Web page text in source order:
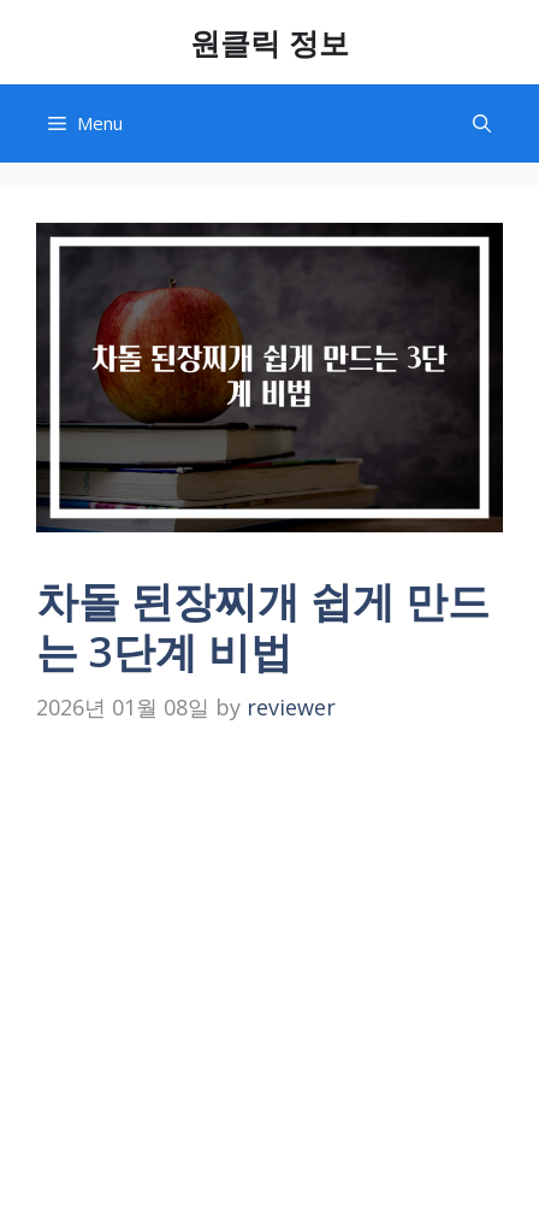
content
원클릭 정보
Menu
차돌 된장찌개 쉽게 만드
는 3단계 비법
2026년 01월 08일 by reviewer